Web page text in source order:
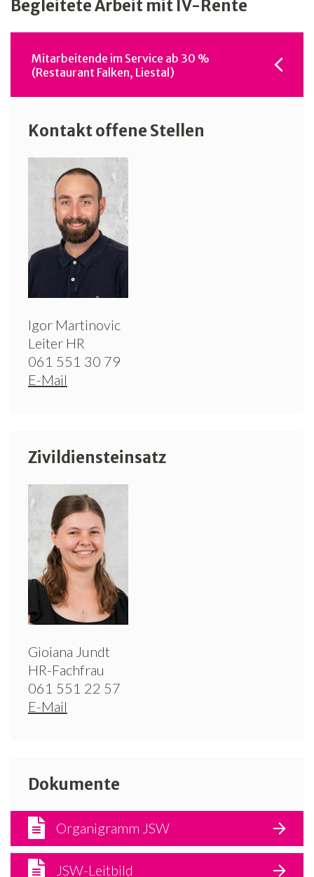
Begleitete Arbeit mit IV-Rente
Mitarbeitende im Service ab 30 %
(Restaurant Falken, Liestal)
Kontakt offene Stellen
Igor Martinovic
Leiter HR
061 551 30 79
E-Mail
Zivildiensteinsatz
Gioiana Jundt
HR-Fachfrau
061 551 22 57
E-Mail
Dokumente
Organigramm JSW
JSW-Leitbild